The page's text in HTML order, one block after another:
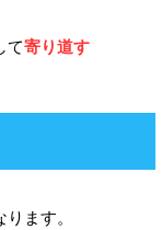
て寄り道す
ます。